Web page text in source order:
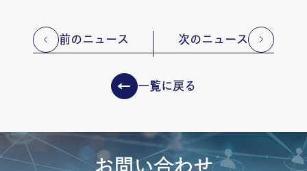
前のニュース
一覧に戻る
次のニュース
お問い合わせ